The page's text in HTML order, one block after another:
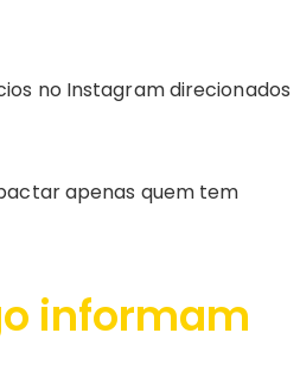
no Instagram direcionados
apenas quem tem
informam